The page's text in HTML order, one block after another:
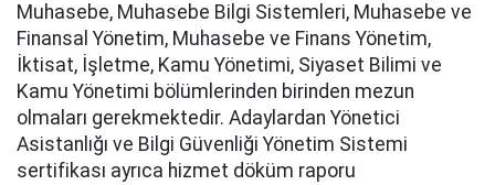
Muhasebe, Muhasebe Bilgi Sistemleri, Muhasebe ve
Finansal Yönetim, Muhasebe ve Finans Yönetim,
İktisat, İşletme, Kamu Yönetimi, Siyaset Bilimi ve
Kamu Yönetimi bölümlerinden birinden mezun
olmaları gerekmektedir. Adaylardan Yönetici
Asistanlığı ve Bilgi Güvenliği Yönetim Sistemi
sertifikası ayrıca hizmet döküm raporu